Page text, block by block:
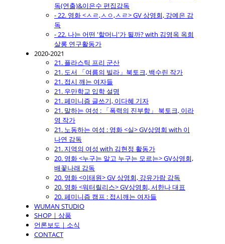
독(연출)&이은수 편집감독
- 22. 영화 <ㅅㄹ,ㅅㅇ,ㅅㄹ> GV 상영회, 강예은 감
독
- 22. 나는 어떤 '할머니'가 될까? with 김영옥 옥희
살롱 연구활동가
2020-2021
21. 플라스틱 프리 군산
21. 도서 「여름의 빌라」북토크, 백수린 작가
21. 접시 깨는 여자들
21. 우만학교 입학 설명
21. 페미니즘 글쓰기, 이다혜 기자
21. 말하는 여성 : 「폭력의 진부함」 북토크, 이라
영 작가
21. 노동하는 여성 : 영화 <실> GV상영회 with 이
나연 감독
21. 지역의 여성 with 김현정 활동가
20. 영화 <누구는 알고 누구는 모르는> GV상영회,
배꽃나래 감독
20. 영화 <이태원> GV 상영회, 강유가람 감독
20. 영화 <워터릴리스> GV상영회, 서한나 대표
20. 페미니즘 캠프 : 접시깨는 여자들
WUMAN STUDIO
SHOP｜상품
언론보도｜소식
CONTACT